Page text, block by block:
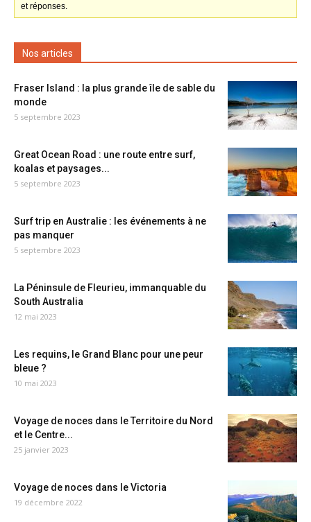
et réponses.
Nos articles
Fraser Island : la plus grande île de sable du
monde
5 septembre 2023
Great Ocean Road : une route entre surf,
koalas et paysages...
5 septembre 2023
Surf trip en Australie : les événements à ne
pas manquer
5 septembre 2023
La Péninsule de Fleurieu, immanquable du
South Australia
12 mai 2023
Les requins, le Grand Blanc pour une peur
bleue ?
10 mai 2023
Voyage de noces dans le Territoire du Nord
et le Centre...
25 janvier 2023
Voyage de noces dans le Victoria
19 décembre 2022